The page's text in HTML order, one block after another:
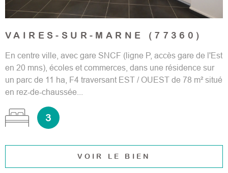
VAIRES-SUR-MARNE (77360)
En centre ville, avec gare SNCF (ligne P, accès gare de l'Est
en 20 mns), écoles et commerces, dans une résidence sur
un parc de 11 ha, F4 traversant EST / OUEST de 78 m² situé
en rez-de-chaussée...
3
VOIR LE BIEN